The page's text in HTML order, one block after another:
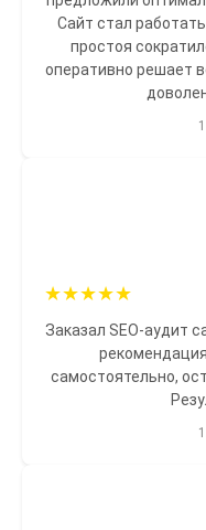
Сайт стал
простоя
оперативно решает
★★★★★
Заказал SEO-аудит
самостоятельно,